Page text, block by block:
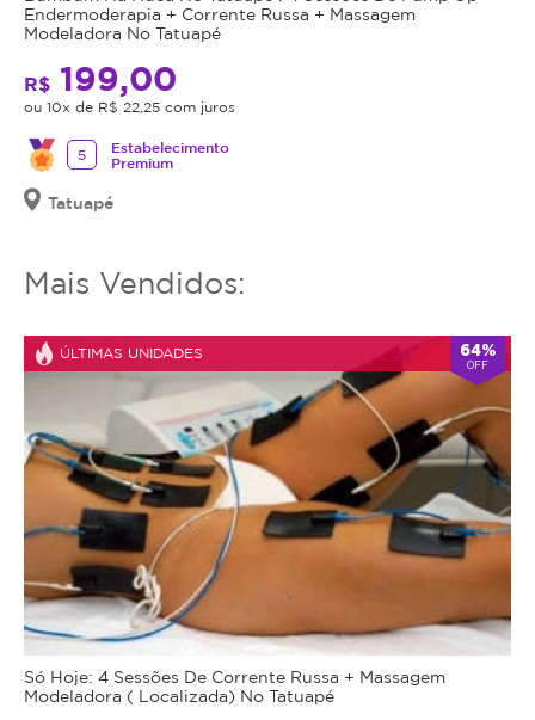
o
ou
estornar
o
mesmo.
ação
bactericida,
fungicida
e
cicatrizante,
também
ajuda
no
poros
tem
efeito
Máscara
Calmante
Aplicação
máscara
formulada
com
ativos
regeneradores
Endermoderapia + Corrente Russa + Massagem
Modeladora No Tatuapé
R$ 199,00
ou 10x de R$ 22,25 com juros
5
Estabelecimento
Premium
Tatuapé
Mais Vendidos:
ÚLTIMAS UNIDADES 64%
OFF
Só Hoje: 4 Sessões De Corrente Russa + Massagem
Modeladora ( Localizada) No Tatuapé